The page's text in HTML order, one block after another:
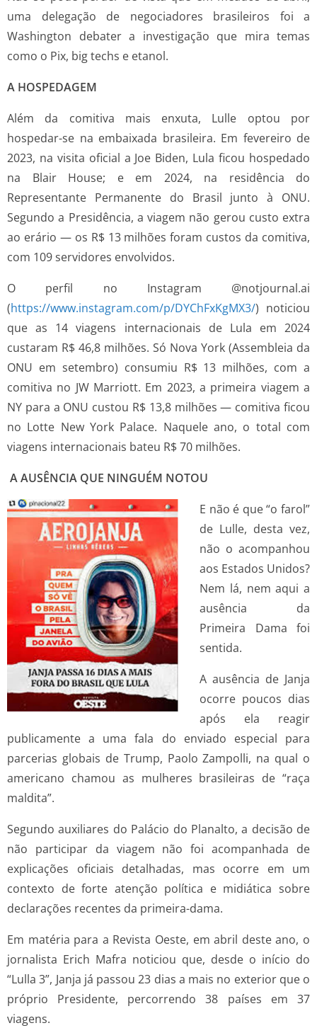
uma delegação de negociadores brasileiros foi a
Washington debater a investigação que mira temas
como o Pix, big techs e etanol.
A HOSPEDAGEM
Além da comitiva mais enxuta, Lulle optou por
hospedar-se na embaixada brasileira. Em fevereiro de
2023, na visita oficial a Joe Biden, Lula ficou hospedado
na Blair House; e em 2024, na residência do
Representante Permanente do Brasil junto à ONU.
Segundo a Presidência, a viagem não gerou custo extra
ao erário — os R$ 13 milhões foram custos da comitiva,
com 109 servidores envolvidos.
O perfil no Instagram @notjournal.ai
(https://www.instagram.com/p/DYChFxKgMX3/) noticiou
que as 14 viagens internacionais de Lula em 2024
custaram R$ 46,8 milhões. Só Nova York (Assembleia da
ONU em setembro) consumiu R$ 13 milhões, com a
comitiva no JW Marriott. Em 2023, a primeira viagem a
NY para a ONU custou R$ 13,8 milhões — comitiva ficou
no Lotte New York Palace. Naquele ano, o total com
viagens internacionais bateu R$ 70 milhões.
A AUSÊNCIA QUE NINGUÉM NOTOU
E não é que “o farol”
de Lulle, desta vez,
não o acompanhou
aos Estados Unidos?
Nem lá, nem aqui a
ausência da
Primeira Dama foi
sentida.
A ausência de Janja
ocorre poucos dias
após ela reagir
publicamente a uma fala do enviado especial para
parcerias globais de Trump, Paolo Zampolli, na qual o
americano chamou as mulheres brasileiras de “raça
maldita”.
Segundo auxiliares do Palácio do Planalto, a decisão de
não participar da viagem não foi acompanhada de
explicações oficiais detalhadas, mas ocorre em um
contexto de forte atenção política e midiática sobre
declarações recentes da primeira-dama.
Em matéria para a Revista Oeste, em abril deste ano, o
jornalista Erich Mafra noticiou que, desde o início do
“Lulla 3”, Janja já passou 23 dias a mais no exterior que o
próprio Presidente, percorrendo 38 países em 37
viagens.